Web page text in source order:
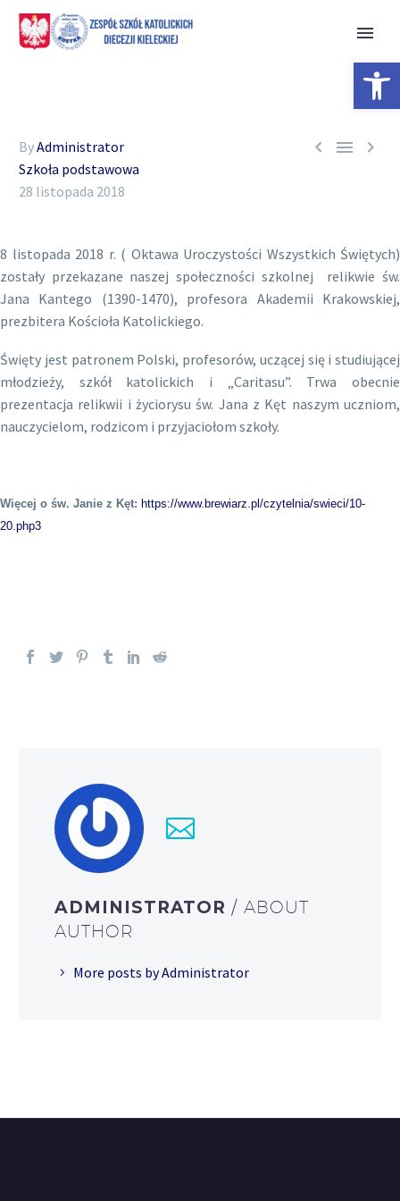
  
ByAdministrator
Szkoła podstawowa
28 listopada 2018
8 listopada 2018 r. ( Oktawa Uroczystości Wszystkich Świętych)
zostały przekazane naszej społeczności szkolnej relikwie św.
Jana Kantego (1390-1470), profesora Akademii Krakowskiej,
prezbitera Kościoła Katolickiego.
Święty jest patronem Polski, profesorów, uczącej się i studiującej
młodzieży, szkół katolickich i „Caritasu”. Trwa obecnie
prezentacja relikwii i życiorysu św. Jana z Kęt naszym uczniom,
nauczycielom, rodzicom i przyjaciołom szkoły.
Więcej o św. Janie z Kęt: https://www.brewiarz.pl/czytelnia/swieci/10-
20.php3
ADMINISTRATOR/ ABOUT
AUTHOR
More posts by Administrator